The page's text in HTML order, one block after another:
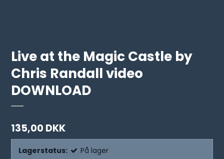
Live at the Magic Castle by
Chris Randall video
DOWNLOAD
135,00 DKK
Lagerstatus: På lager